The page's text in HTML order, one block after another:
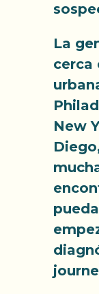
La
cerca
New